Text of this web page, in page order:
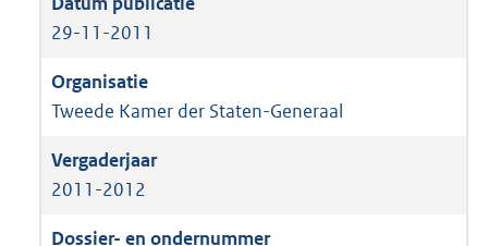
29-11-2011
Tweede Kamer der Staten-Generaal
2011-2012